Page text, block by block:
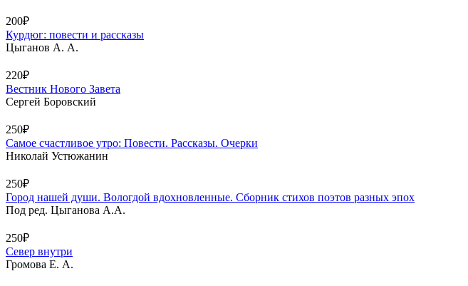
200₽
Курдюг: повести и рассказы
Цыганов А. А.
220₽
Вестник Нового Завета
Сергей Боровский
250₽
Самое счастливое утро: Повести. Рассказы. Очерки
Николай Устюжанин
250₽
Город нашей души. Вологдой вдохновленные. Сборник стихов поэтов разных эпох
Под ред. Цыганова А.А.
250₽
Север внутри
Громова Е. А.